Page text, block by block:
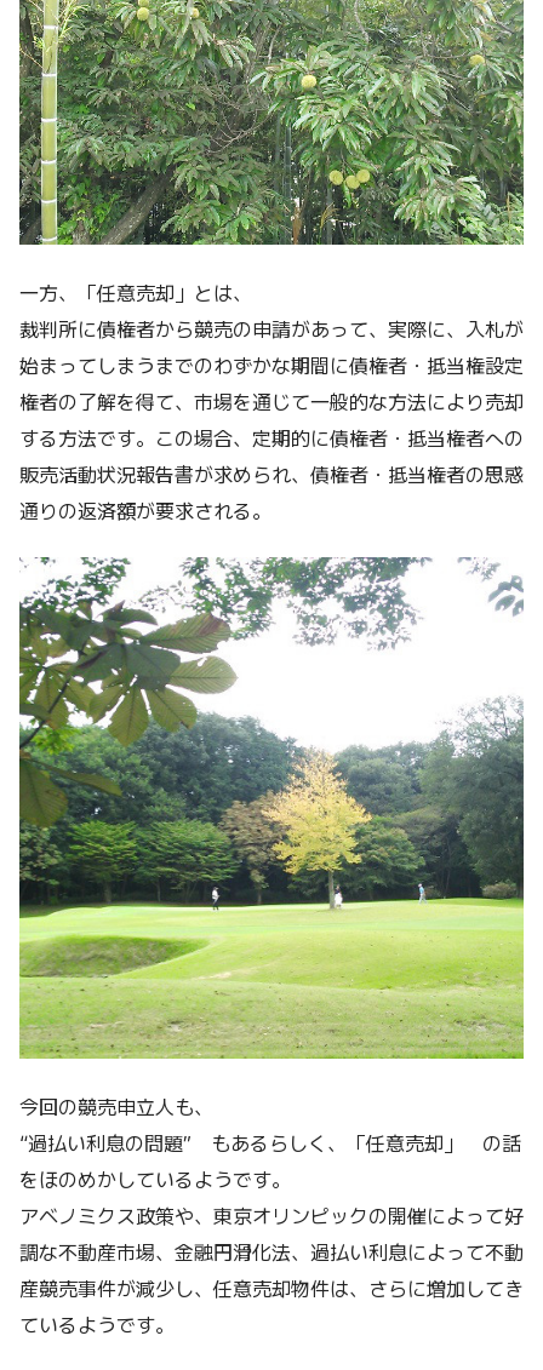
一方、「任意売却」とは、
裁判所に債権者から競売の申請があって、実際に、入札が
始まってしまうまでのわずかな期間に債権者・抵当権設定
権者の了解を得て、市場を通じて一般的な方法により売却
する方法です。この場合、定期的に債権者・抵当権者への
販売活動状況報告書が求められ、債権者・抵当権者の思惑
通りの返済額が要求される。
今回の競売申立人も、
“過払い利息の問題” もあるらしく、「任意売却」 の話
をほのめかしているようです。
アベノミクス政策や、東京オリンピックの開催によって好
調な不動産市場、金融円滑化法、過払い利息によって不動
産競売事件が減少し、任意売却物件は、さらに増加してき
ているようです。